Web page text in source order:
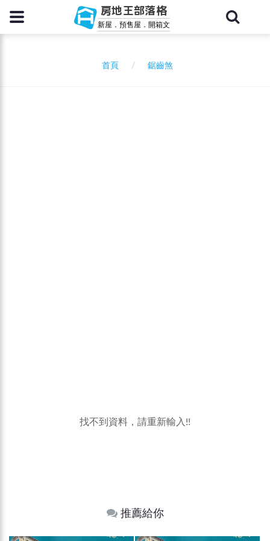
房地王部落格
新屋．預售屋．開箱文
首頁 鋸齒煞
找不到資料，請重新輸入!!
推薦給你